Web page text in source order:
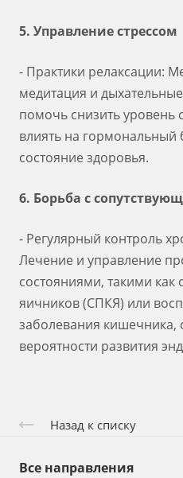
5. Управление стрессом
- Практики релаксации:
медитация и
помочь снизить уровень
влиять на гормональный
состояние здоровья.
6. Борьба с
- Регулярный контроль
Лечение и управление
состояниями, такими
яичников (СПКЯ) или
заболевания
вероятности развития
Назад к списку
Все направления